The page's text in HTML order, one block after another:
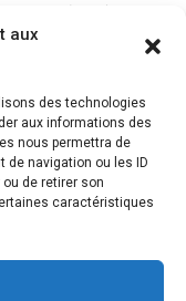
aux
des technologies
aux informations des
nous permettra de
de navigation ou les ID
de retirer son
caractéristiques
(Brut)
disque
4K 120Hz et